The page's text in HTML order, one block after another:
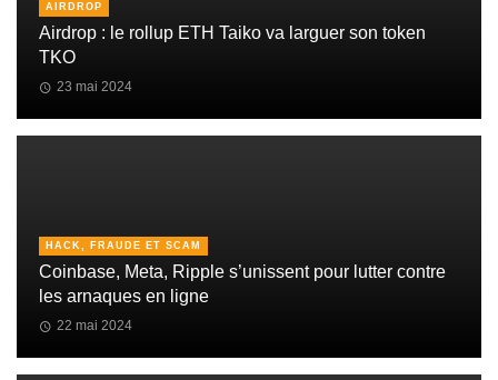
AIRDROP
Airdrop : le rollup ETH Taiko va larguer son token
TKO
23 mai 2024
HACK, FRAUDE ET SCAM
Coinbase, Meta, Ripple s’unissent pour lutter contre
les arnaques en ligne
22 mai 2024